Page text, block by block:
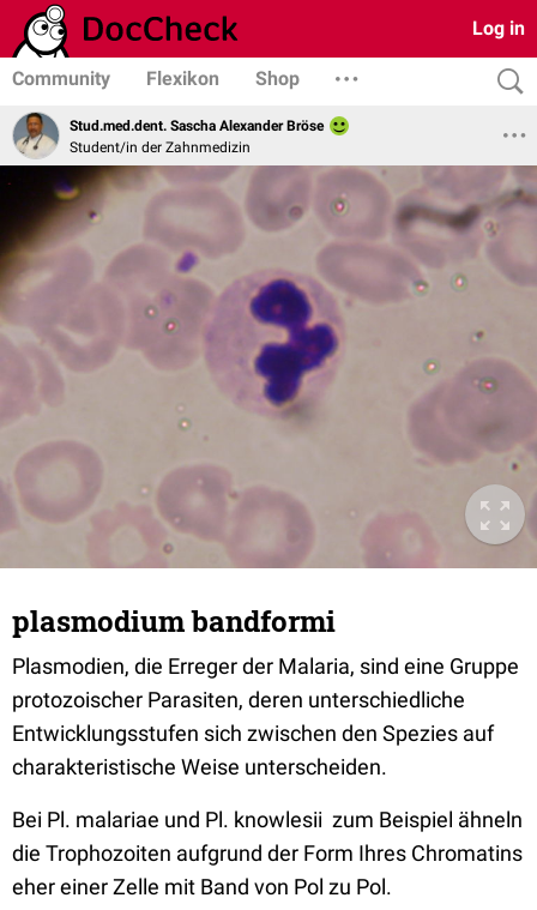
Log in
Community Flexikon Shop
Stud.med.dent. Sascha Alexander Bröse
Student/in der Zahnmedizin
plasmodium bandformi
Plasmodien, die Erreger der Malaria, sind eine Gruppe
protozoischer Parasiten, deren unterschiedliche
Entwicklungsstufen sich zwischen den Spezies auf
charakteristische Weise unterscheiden.
Bei Pl. malariae und Pl. knowlesii zum Beispiel ähneln
die Trophozoiten aufgrund der Form Ihres Chromatins
eher einer Zelle mit Band von Pol zu Pol.